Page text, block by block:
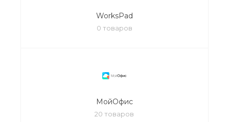
WorksPad
0 товаров
МойОфис
20 товаров